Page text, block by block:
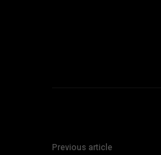
Previous article